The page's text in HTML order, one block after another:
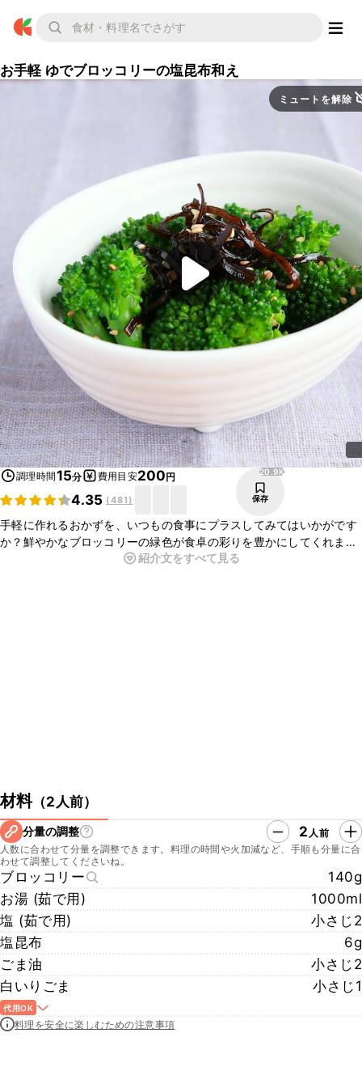
お手軽 ゆでブロッコリーの塩昆布和え
ミュートを解除
調理時間15分 費用目安200円
4.35 (481)
20.9K
保存
手軽に作れるおかずを、いつもの食事にプラスしてみてはいかがです
か？鮮やかなブロッコリーの緑色が食卓の彩りを豊かにしてくれま
す。茹でたブロッコリーを和えるだけなので、とっても簡単です。ぜ
紹介文をすべて見る
材料（2人前）
分量の調整 2 人前
人数に合わせて分量を調整できます。料理の時間や火加減など、手順も分量に合
わせて調整してくださいね。
ブロッコリー
140g
お湯 (茹で用)
1000ml
塩 (茹で用)
小さじ2
塩昆布
6g
ごま油
小さじ2
白いりごま
小さじ1
代用OK
料理を安全に楽しむための注意事項